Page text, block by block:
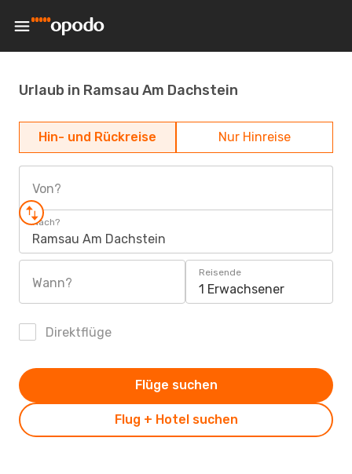
Urlaub in Ramsau Am Dachstein
Hin- und Rückreise Nur Hinreise
Von?
Nach?
Ramsau Am Dachstein
Wann?
Reisende
1 Erwachsener
Direktflüge
Flug + Hotel suchen
Flüge suchen